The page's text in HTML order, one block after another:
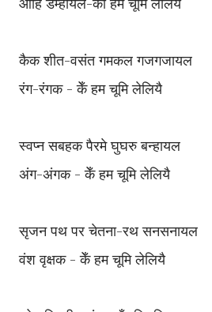
कैक शीत-वसंत गमकल गजगजायल
रंग-रंगक - केँ हम चूमि लेलियै
स्वप्न सबहक पैरमे घुघरु बन्हायल
अंग-अंगक - केँ हम चूमि लेलियै
सृजन पथ पर चेतना-रथ सनसनायल
वंश वृक्षक - केँ हम चूमि लेलियै